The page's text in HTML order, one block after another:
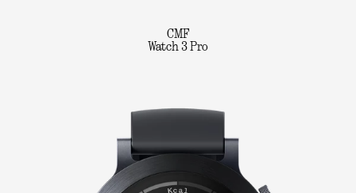
CMF
Watch 3 Pro